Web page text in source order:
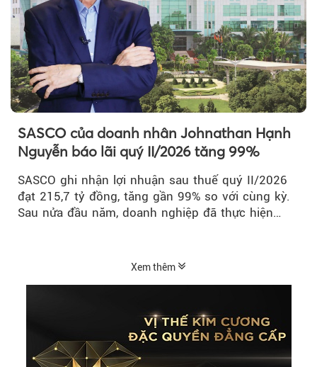
SASCO của doanh nhân Johnathan Hạnh
Nguyễn báo lãi quý II/2026 tăng 99%
SASCO ghi nhận lợi nhuận sau thuế quý II/2026
đạt 215,7 tỷ đồng, tăng gần 99% so với cùng kỳ.
Sau nửa đầu năm, doanh nghiệp đã thực hiện
Xem thêm